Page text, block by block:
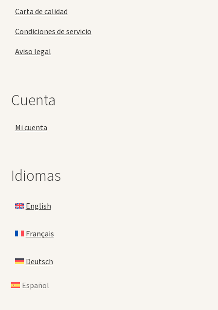
Carta de calidad
Condiciones de servicio
Aviso legal
Cuenta
Mi cuenta
Idiomas
English
Français
Deutsch
Español